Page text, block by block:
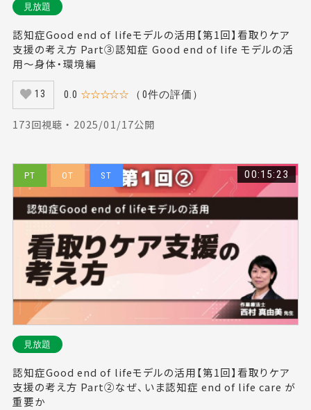
見放題
認知症Good end of lifeモデルの活用【第1回】看取りケア
支援の考え方 Part③認知症 Good end of life モデルの活
用～身体・環境編
13 0.0 ☆☆☆☆☆ （0件の評価）
173回視聴 ・ 2025/01/17公開
PT OT ST 00:15:23
見放題
認知症Good end of lifeモデルの活用【第1回】看取りケア
支援の考え方 Part②なぜ、いま認知症 end of life care が
重要か